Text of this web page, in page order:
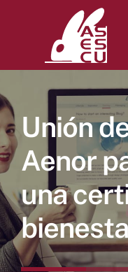
Revista
Tienda
Lonjas
Unión
Aenor
una